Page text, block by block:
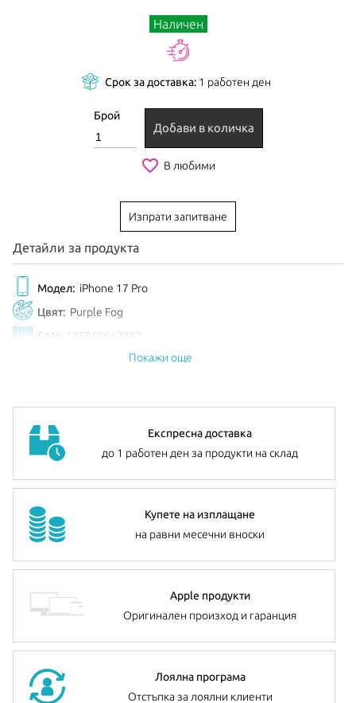
Наличен
Срок за доставка:1 работен ден
Брой
Добави в количка
favorite_border В любими
Изпрати запитване
Детайли за продукта
Модел: iPhone 17 Pro
Цвят: Purple Fog
EAN:
195950663952
Септември 2025
Покажи още
Експресна доставка
до 1 работен ден за продукти на склад
Купете на изплащане
на равни месечни вноски
Apple продукти
Оригинален произход и гаранция
Лоялна програма
Отстъпка за лоялни клиенти